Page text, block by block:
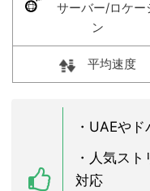
サーバー/ロケー
ン
平均速度
・UAEや
・人気ス
対応